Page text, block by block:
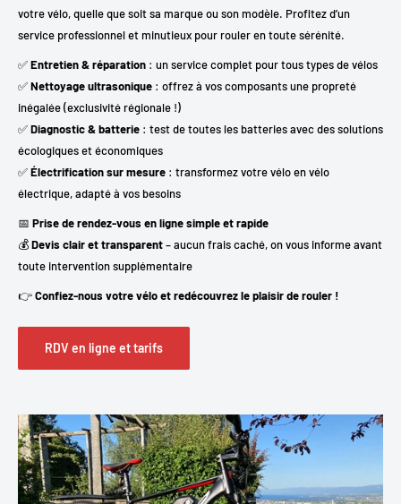
votre vélo, quelle que soit sa marque ou son modèle. Profitez d’un
service professionnel et minutieux pour rouler en toute sérénité.
✅Entretien & réparation : un service complet pour tous types de vélos
✅Nettoyage ultrasonique : offrez à vos composants une propreté
inégalée (exclusivité régionale !)
✅Diagnostic & batterie : test de toutes les batteries avec des solutions
écologiques et économiques
✅Électrification sur mesure : transformez votre vélo en vélo
électrique, adapté à vos besoins
📅 Prise de rendez-vous en ligne simple et rapide
💰Devis clair et transparent– aucun frais caché, on vous informe avant
toute intervention supplémentaire
👉Confiez-nous votre vélo et redécouvrez le plaisir de rouler !
RDV en ligne et tarifs